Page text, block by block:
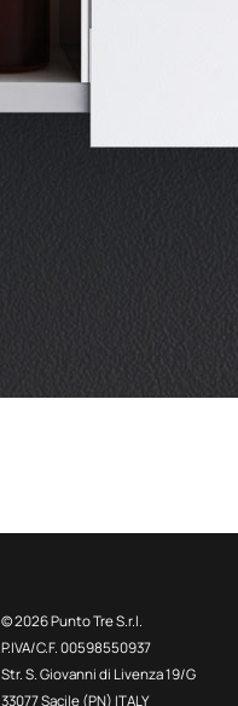
© 2026 Punto Tre S.r.l.
P.IVA/C.F. 00598550937
Str. S. Giovanni di Livenza 19/G
33077 Sacile (PN) ITALY